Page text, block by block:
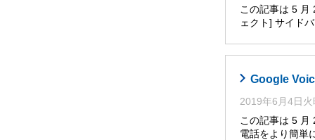
この記事は 5 月
ェクト] サイド
Google
2019年6月4日火
この記事は 5 月
電話をより簡単